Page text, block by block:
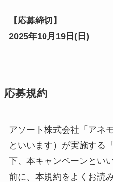
【応募締切】
2025年10月19日(日 )
応募規約
アソート株式会社「アネ
といいます）が実施する
下、本キャンペーンとい
前に、本規約をよくお読